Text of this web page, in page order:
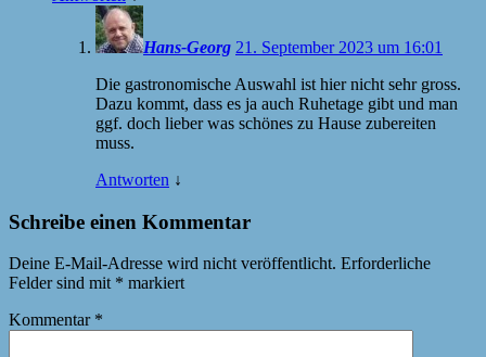
Hans-Georg 21. September 2023 um 16:01
Die gastronomische Auswahl ist hier nicht sehr gross.
Dazu kommt, dass es ja auch Ruhetage gibt und man
ggf. doch lieber was schönes zu Hause zubereiten
muss.
Antworten ↓
Schreibe einen Kommentar
Deine E-Mail-Adresse wird nicht veröffentlicht. Erforderliche
Felder sind mit * markiert
Kommentar *